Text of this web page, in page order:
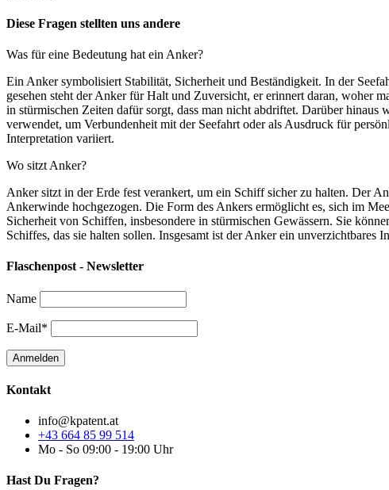
Diese Fragen stellten uns andere
Was für eine Bedeutung hat ein Anker?
Ein Anker symbolisiert Stabilität, Sicherheit und Beständigkeit. In der
gesehen steht der Anker für Halt und Zuversicht, er erinnert daran, woher
in stürmischen Zeiten dafür sorgt, dass man nicht abdriftet. Darüber
verwendet, um Verbundenheit mit der Seefahrt oder als Ausdruck für
Interpretation variiert.
Wo sitzt Anker?
Anker sitzt in der Erde fest verankert, um ein Schiff sicher zu halten. Der
Ankerwinde hochgezogen. Die Form des Ankers ermöglicht es, sich im
Sicherheit von Schiffen, insbesondere in stürmischen Gewässern. Sie
Schiffes, das sie halten sollen. Insgesamt ist der Anker ein unverzichtbares
Flaschenpost - Newsletter
Name
E-Mail*
Kontakt
info@kpatent.at
+43 664 85 99 514
Mo - So 09:00 - 19:00 Uhr
Hast Du Fragen?